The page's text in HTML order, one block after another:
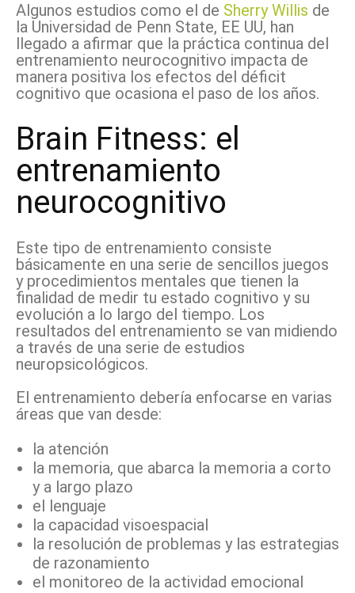
Algunos estudios como el de Sherry Willis de
la Universidad de Penn State, EE UU, han
llegado a afirmar que la práctica continua del
entrenamiento neurocognitivo impacta de
manera positiva los efectos del déficit
cognitivo que ocasiona el paso de los años.
Brain Fitness: el
entrenamiento
neurocognitivo
Este tipo de entrenamiento consiste
básicamente en una serie de sencillos juegos
y procedimientos mentales que tienen la
finalidad de medir tu estado cognitivo y su
evolución a lo largo del tiempo. Los
resultados del entrenamiento se van midiendo
a través de una serie de estudios
neuropsicológicos.
El entrenamiento debería enfocarse en varias
áreas que van desde:
la atención
la memoria, que abarca la memoria a corto
y a largo plazo
el lenguaje
la capacidad visoespacial
la resolución de problemas y las estrategias
de razonamiento
el monitoreo de la actividad emocional